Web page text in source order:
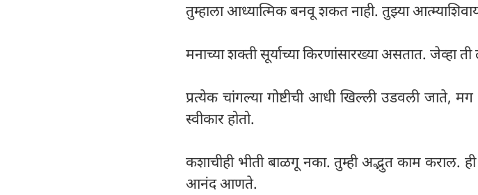
तुम्हाला आध्यात्मिक बनवू शकत नाही. तुझ्या
मनाच्या शक्ती सूर्याच्या किरणांसारख्या असतात. जेव्हा
प्रत्येक चांगल्या गोष्टीची आधी खिल्ली उडवली जाते,
स्वीकार होतो.
कशाचीही भीती बाळगू नका. तुम्ही अद्भुत काम कराल.
आनंद आणते.